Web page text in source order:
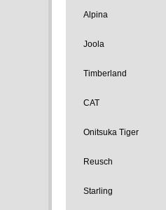
Alpina
Joola
Timberland
CAT
Onitsuka Tiger
Reusch
Starling